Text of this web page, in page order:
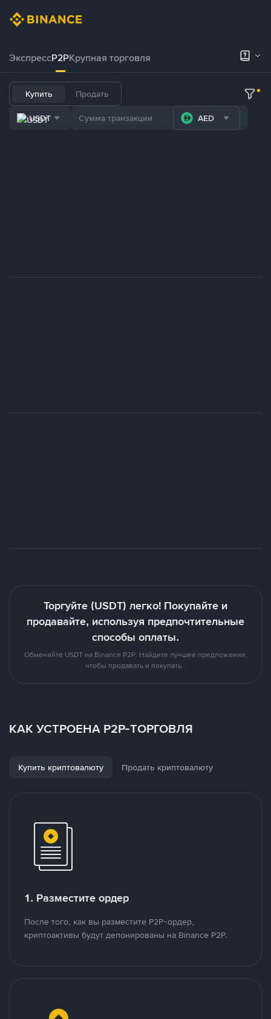
ЭкспрессP2PКрупная торговля
Купить Продать
USDT AED
Торгуйте (USDT) легко! Покупайте и
продавайте, используя предпочтительные
способы оплаты.
Обменяйте USDT на Binance P2P. Найдите лучшее предложение,
чтобы продавать и покупать .
КАК УСТРОЕНА P2P-ТОРГОВЛЯ
Купить криптовалюту Продать криптовалюту
1. Разместите ордер
После того, как вы разместите P2P-ордер,
криптоактивы будут депонированы на Binance P2P.